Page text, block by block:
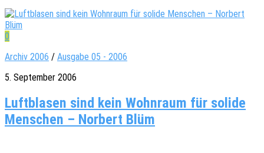
0
Archiv 2006 / Ausgabe 05 - 2006
5. September 2006
Luftblasen sind kein Wohnraum für solide
Menschen – Norbert Blüm